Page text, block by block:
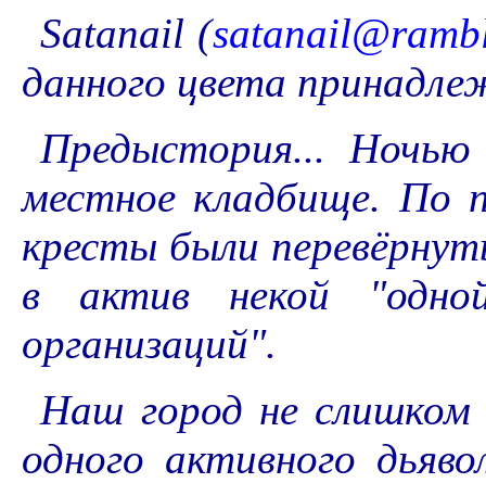
Satanail (
данного цвета
Предыстория...
местное кладбище. По
кресты были
в актив некой
организаций".
Наш город не
одного активного